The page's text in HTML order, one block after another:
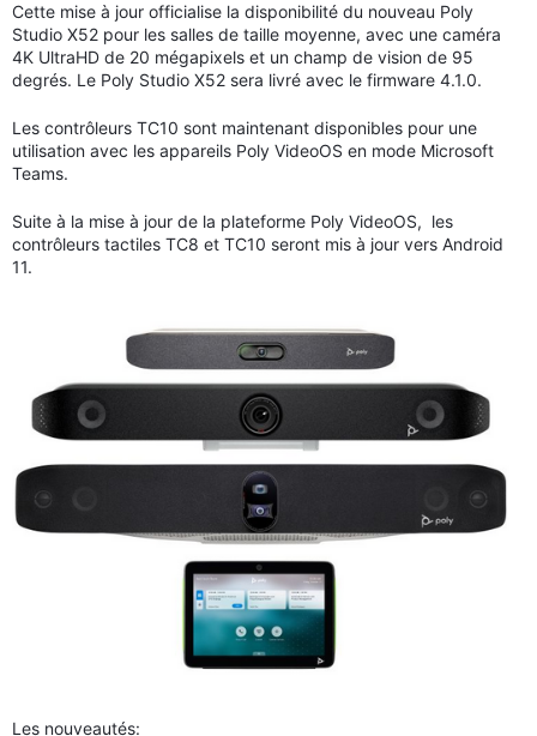
Cette mise à jour officialise la disponibilité du nouveau Poly
Studio X52 pour les salles de taille moyenne, avec une caméra
4K UltraHD de 20 mégapixels et un champ de vision de 95
degrés. Le Poly Studio X52 sera livré avec le firmware 4.1.0.
Les contrôleurs TC10 sont maintenant disponibles pour une
utilisation avec les appareils Poly VideoOS en mode Microsoft
Teams.
Suite à la mise à jour de la plateforme Poly VideoOS, les
contrôleurs tactiles TC8 et TC10 seront mis à jour vers Android
11.
Les nouveautés: